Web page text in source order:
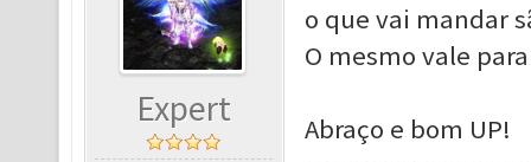
Expert
o que vai mandar
O mesmo vale
Abraço e bom UP!